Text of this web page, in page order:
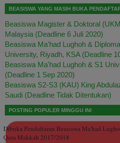
BEASISWA YANG MASIH BUKA
Beasiswa Magister & Doktoral
Malaysia (Deadline 6 Juli 2020)
Beasiswa Ma'had Lughoh &
University, Riyadh, KSA (Deadline
Beasiswa Ma'had Lughoh & S1
(Deadline 1 Sep 2020)
Beasiswa S2-S3 (KAU) King
Saudi (Deadline Tidak Ditentukan)
POSTING POPULER MINGGU INI
Dibuka Pendaftaran Beasiswa Ma'had
Qura Makkah 2017/2018